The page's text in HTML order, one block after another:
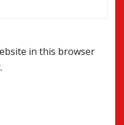
in this browser